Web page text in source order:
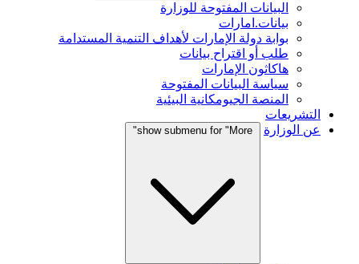
البيانات المفتوحة للوزارة
بيانات.امارات
بوابة دولة الإمارات لأهداف التنمية المستدامة
طلب أو اقتراح بيانات
هاكاثون الإمارات
سياسة البيانات المفتوحة
المنصة الجيومكانية البيئية
التشريعات
عن الوزارة
show submenu for "More"